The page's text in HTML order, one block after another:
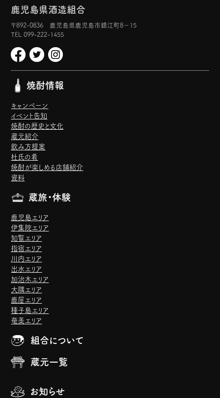
鹿児島県酒造組合
〒892-0836 鹿児島県鹿児島市錦江町8−15
TEL 099-222-1455
焼酎情報
キャンペーン
イベント告知
焼酎の歴史と文化
蔵元紹介
飲み方提案
杜氏の肴
焼酎が楽しめる店舗紹介
資料
蔵旅・体験
鹿児島エリア
伊集院エリア
知覧エリア
指宿エリア
川内エリア
出水エリア
加治木エリア
大隅エリア
鹿屋エリア
種子島エリア
奄美エリア
組合について
蔵元一覧
お知らせ